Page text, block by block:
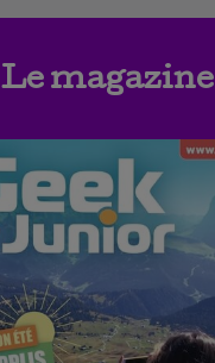
Le magazine